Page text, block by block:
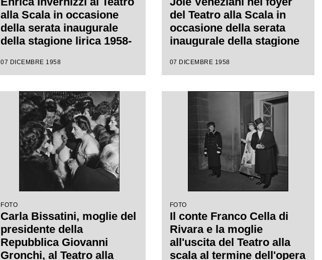
alla Scala in occasione
della serata inaugurale
della stagione lirica 1958-
"Turandot", di Giacomo
Antonino Votto con la
regia di Margherita
Wallmann
07 DICEMBRE 1958
del Teatro alla Scala in
occasione della serata
inaugurale della stagione
l'opera "Turandot" di
da Antonino Votto con la
regia di Margherita
Walmann
07 DICEMBRE 1958
FOTO
Carla Bissatini, moglie del
presidente della
Repubblica Giovanni
Gronchi, al Teatro alla
FOTO
Il conte Franco Cella di
Rivara e la moglie
all'uscita del Teatro alla
scala al termine dell'opera